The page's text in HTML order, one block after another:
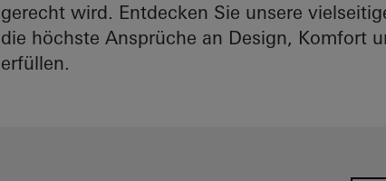
gerecht wird. Entdecken Sie unsere
die höchste Ansprüche an Design, Komfort
erfüllen.